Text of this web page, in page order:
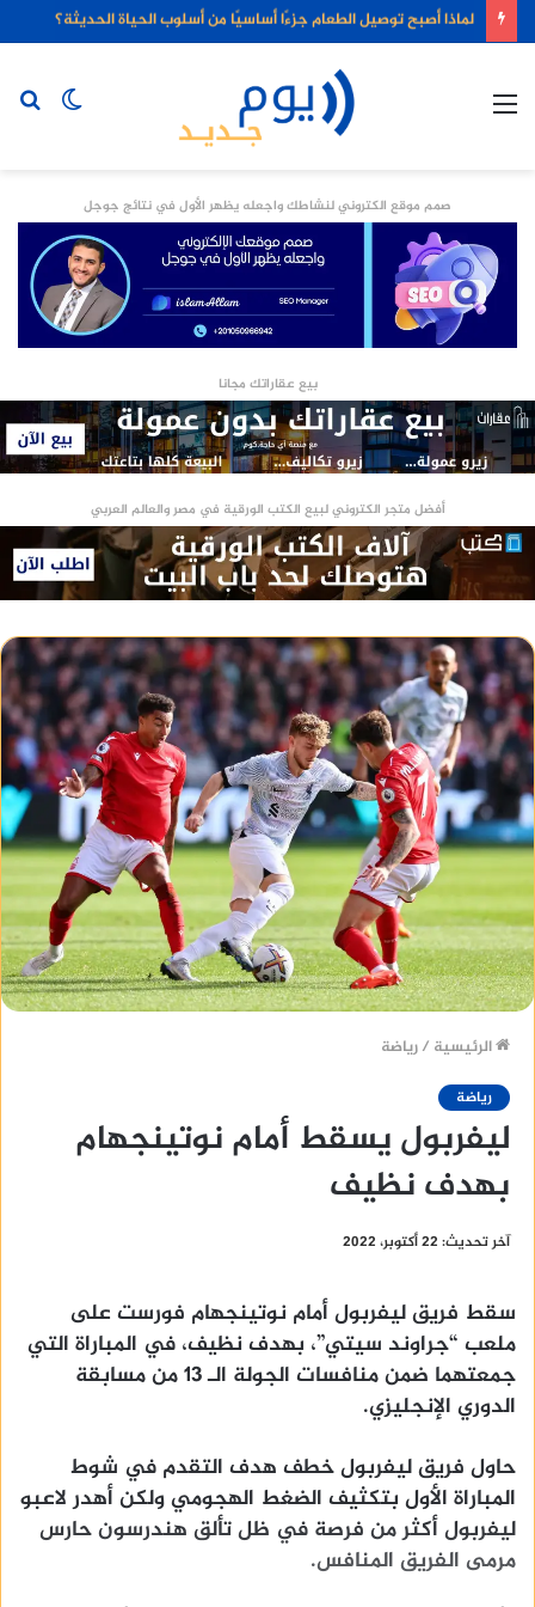
لماذا أصبح توصيل الطعام جزءًا أساسيًا من أسلوب الحياة الحديثة؟
الوضع
صمم موقع الكتروني لنشاطك واجعله يظهر الأول في نتائج جوجل
بيع عقاراتك مجانا
أفضل متجر الكتروني لبيع الكتب الورقية في مصر والعالم العربي
الرئيسية /رياضة
رياضة
ليفربول يسقط أمام نوتينجهام
بهدف نظيف
آخر تحديث: 22 أكتوبر، 2022
سقط فريق ليفربول أمام نوتينجهام فورست على
ملعب “جراوند سيتي”، بهدف نظيف، في المباراة التي
جمعتهما ضمن منافسات الجولة الـ 13 من مسابقة
الدوري الإنجليزي.
حاول فريق ليفربول خطف هدف التقدم في شوط
المباراة الأول بتكثيف الضغط الهجومي ولكن أهدر لاعبو
ليفربول أكثر من فرصة في ظل تألق هندرسون حارس
مرمى الفريق المنافس.